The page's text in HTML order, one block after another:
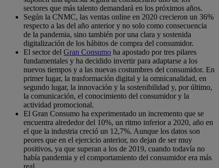
sectores que más talento demandará en los próximos años.
Según la CNMC, las ventas online en 2020 crecieron un 36%
respecto a las del año anterior y no solo como consecuencia
de la pandemia, sino también por una clara y sostenida
digitalización de los hábitos de compra del consumidor.
El sector del Gran Consumo ha apostado por tres pilares
fundamentales y ha decidido invertir para adaptarse a los
nuevos tiempos y a las nuevas costumbres del consumidor. En
primer lugar, la trasformación digital y la omnicanalidad, en
segundo lugar, la innovación y la sostenibilidad y, por último,
la comunicación, el conocimiento del consumidor y la
actividad promocional.
El Gran Consumo ha experimentado un incremento que se
encuentra alrededor del 10%, un ritmo inferior a 2020, año en
el que la industria creció un 12,7%. Aunque los datos son
peores que en el ejercicio anterior, no dejan de ser muy
positivos, ya que superan a los de 2019, cuando todavía no
había pandemia y el comportamiento del consumidor era más
real.